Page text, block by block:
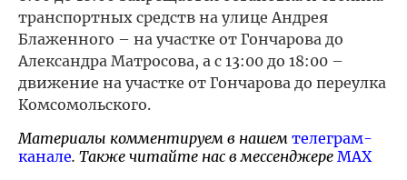
транспортных средств на улице Андрея
Блаженного – на участке от Гончарова до
Александра Матросова, а с 13:00 до 18:00 –
движение на участке от Гончарова до переулка
Комсомольского.
Материалы комментируем в нашем телеграм-
канале. Также читайте нас в мессенджере MAX